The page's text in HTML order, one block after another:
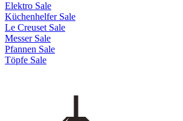
Elektro Sale
Küchenhelfer Sale
Le Creuset Sale
Messer Sale
Pfannen Sale
Töpfe Sale